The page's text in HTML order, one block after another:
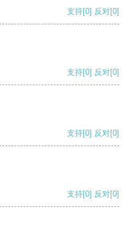
支持[0] 反对[0]
支持[0] 反对[0]
支持[0] 反对[0]
支持[0] 反对[0]